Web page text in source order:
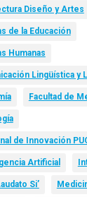
Diseño y Artes
de la Educación
Humanas
Lingüística y
Facultad de
de Innovación
Artificial
Si’